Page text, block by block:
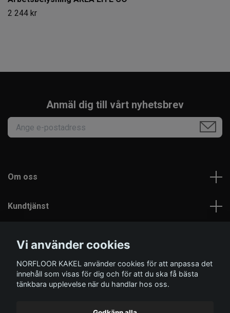
2 244 kr
Anmäl dig till vårt nyhetsbrev
Om oss
Kundtjänst
Sociala medier
Vi använder cookies
NORFLOOR KAKEL använder cookies för att anpassa det
innehåll som visas för dig och för att du ska få bästa
tänkbara upplevelse när du handlar hos oss.